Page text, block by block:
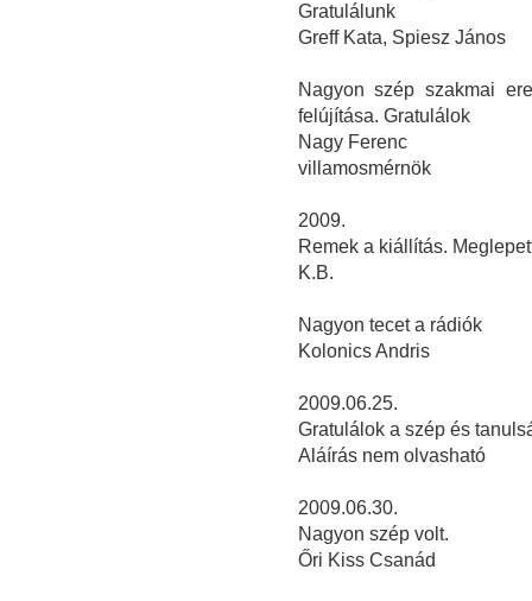
Gratulálunk
Greff Kata, Spiesz János
Nagyon szép szakmai
felújítása. Gratulálok
Nagy Ferenc
villamosmérnök
2009.
Remek a kiállítás.
K.B.
Nagyon tecet a rádiók
Kolonics Andris
2009.06.25.
Gratulálok a szép és
Aláírás nem olvasható
2009.06.30.
Nagyon szép volt.
Őri Kiss Csanád